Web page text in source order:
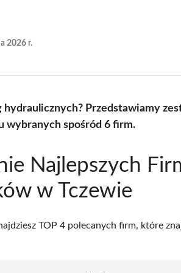
2026 r.
hydraulicznych? Przedstawiamy
wybranych spośród 6 firm.
Najlepszych
w Tczewie
TOP 4 polecanych firm, które